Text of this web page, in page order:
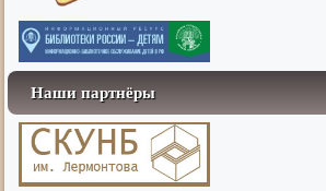
Наши партнёры